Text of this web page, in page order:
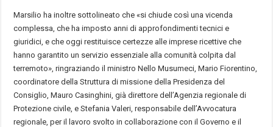
Marsilio ha inoltre sottolineato che «si chiude così una vicenda
complessa, che ha imposto anni di approfondimenti tecnici e
giuridici, e che oggi restituisce certezze alle imprese ricettive che
hanno garantito un servizio essenziale alla comunità colpita dal
terremoto», ringraziando il ministro Nello Musumeci, Mario Fiorentino,
coordinatore della Struttura di missione della Presidenza del
Consiglio, Mauro Casinghini, già direttore dell’Agenzia regionale di
Protezione civile, e Stefania Valeri, responsabile dell’Avvocatura
regionale, per il lavoro svolto in collaborazione con il Governo e il